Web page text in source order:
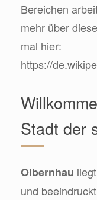
Bereichen
mehr über
mal hier:
https://
Stadt der
Olbernhau
und